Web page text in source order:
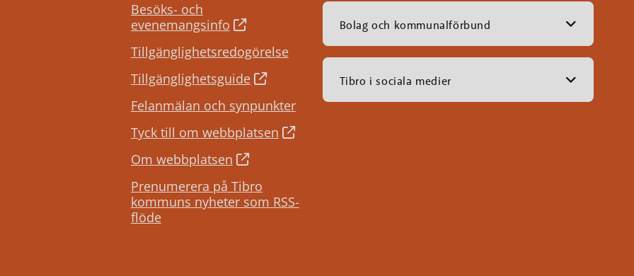
Besöks- och
evenemangsinfo
Tillgänglighetsredogörelse
Tillgänglighetsguide
Felanmälan och synpunkter
Tyck till om webbplatsen
Om webbplatsen
Prenumerera på Tibro
kommuns nyheter som RSS-
flöde
Bolag och kommunalförbund
Tibro i sociala medier